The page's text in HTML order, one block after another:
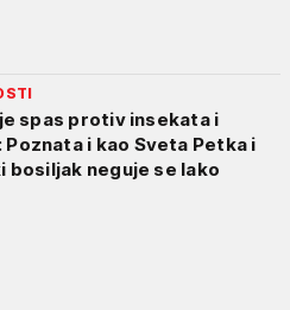
spas protiv insekata i
Poznata i kao Sveta Petka i
bosiljak neguje se lako